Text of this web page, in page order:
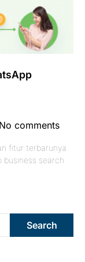
No comments
fitur terbarunya
business search
Search